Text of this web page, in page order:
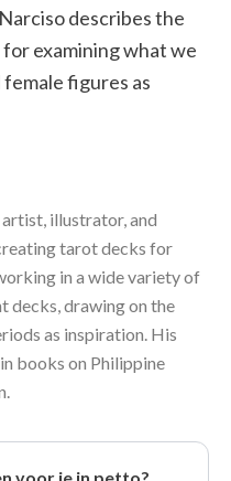
describes the
examining what we
figures as
illustrator, and
tarot decks for
in a wide variety of
decks, drawing on the
as inspiration. His
books on Philippine